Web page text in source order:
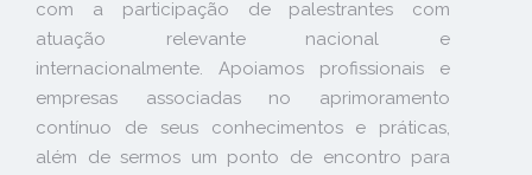
com a participação de palestrantes com
atuação relevante nacional e
internacionalmente. Apoiamos profissionais e
empresas associadas no aprimoramento
contínuo de seus conhecimentos e práticas,
além de sermos um ponto de encontro para